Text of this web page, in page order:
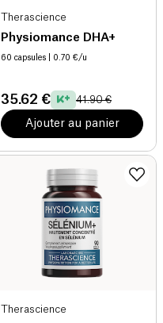
Therascience
Physiomance DHA+
60 capsules | 0.70 €/u
35.62 € 41.90 €
Ajouter au panier
Therascience